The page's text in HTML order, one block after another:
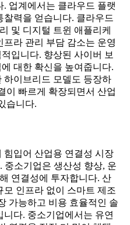
업계에서는 클라우드 플랫
력을 얻습니다. 클라우드
및 디지털 트윈 애플리케
라 관리 부담 감소는 운영
입니다. 향상된 사이버 보
대한 확신을 높여줍니다.
하이브리드 모델도 등장하
이 빠르게 확장되면서 산업
습니다.
힘입어 산업용 연결성 시장
중소기업은 생산성 향상, 운
연결성에 투자합니다. 산
인프라 없이 스마트 제조
가능하고 비용 효율적인 솔
다. 중소기업에서는 유연